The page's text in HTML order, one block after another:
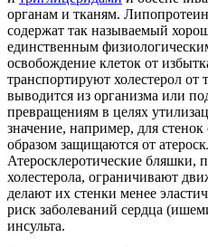
органам и тканям.
содержат так называемый
единственным
освобождение клеток от
транспортируют холестерол от
выводится из организма или
превращениям в целях
значение, например, для
образом защищаются от
Атеросклеротические бляшки,
холестерола, ограничивают
делают их стенки менее
риск заболеваний сердца
инсульта.